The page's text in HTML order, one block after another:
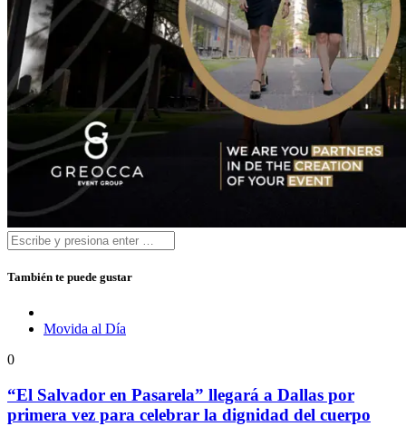
También te puede gustar
Movida al Día
0
“El Salvador en Pasarela” llegará a Dallas por
primera vez para celebrar la dignidad del cuerpo